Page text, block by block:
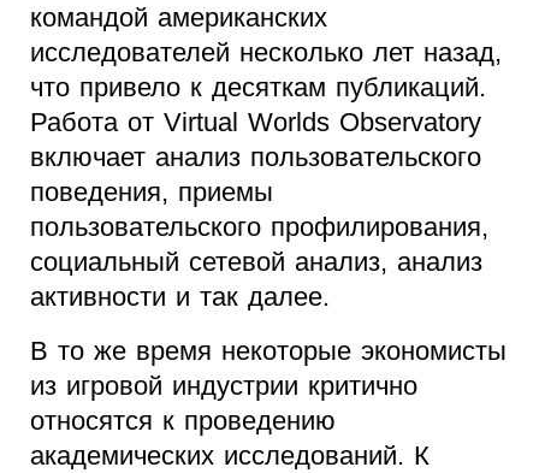
командой американских
исследователей несколько лет назад,
что привело к десяткам публикаций.
Работа от Virtual Worlds Observatory
включает анализ пользовательского
поведения, приемы
пользовательского профилирования,
социальный сетевой анализ, анализ
активности и так далее.
В то же время некоторые экономисты
из игровой индустрии критично
относятся к проведению
академических исследований. К